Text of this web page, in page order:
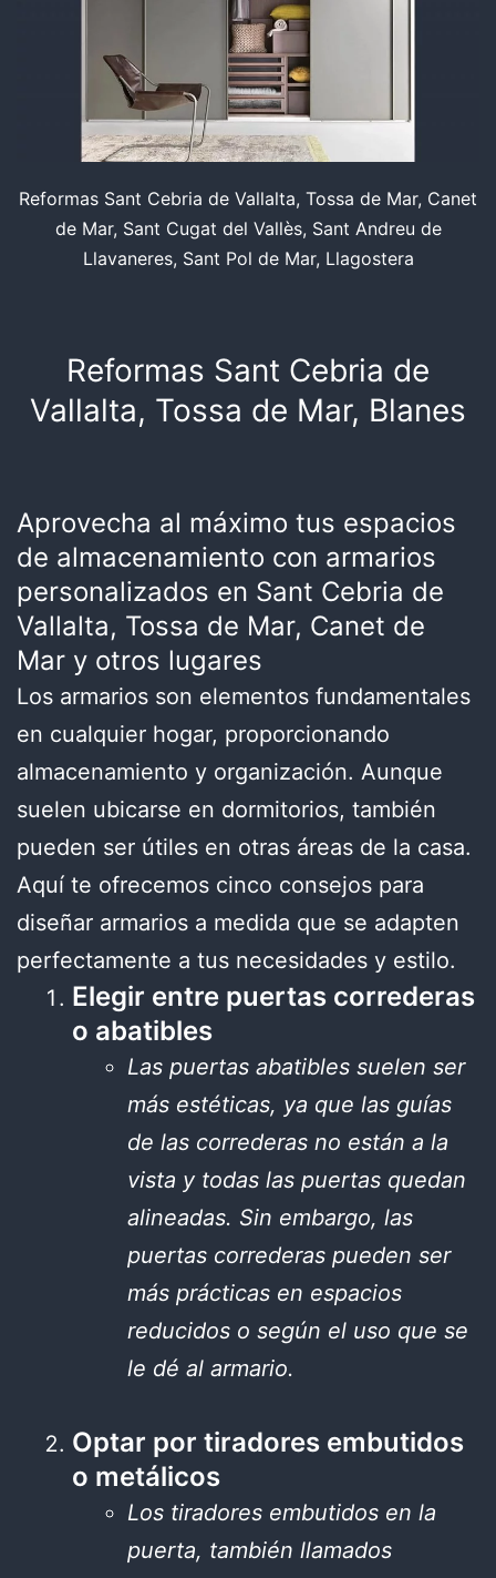
Reformas Sant Cebria de Vallalta, Tossa de Mar, Canet
de Mar, Sant Cugat del Vallès, Sant Andreu de
Llavaneres, Sant Pol de Mar, Llagostera
Reformas Sant Cebria de
Vallalta, Tossa de Mar, Blanes
Aprovecha al máximo tus espacios
de almacenamiento con armarios
personalizados en Sant Cebria de
Vallalta, Tossa de Mar, Canet de
Mar y otros lugares
Los armarios son elementos fundamentales
en cualquier hogar, proporcionando
almacenamiento y organización. Aunque
suelen ubicarse en dormitorios, también
pueden ser útiles en otras áreas de la casa.
Aquí te ofrecemos cinco consejos para
diseñar armarios a medida que se adapten
perfectamente a tus necesidades y estilo.
Elegir entre puertas correderas
o abatibles
Las puertas abatibles suelen ser
más estéticas, ya que las guías
de las correderas no están a la
vista y todas las puertas quedan
alineadas. Sin embargo, las
puertas correderas pueden ser
más prácticas en espacios
reducidos o según el uso que se
le dé al armario.
Optar por tiradores embutidos
o metálicos
Los tiradores embutidos en la
puerta, también llamados